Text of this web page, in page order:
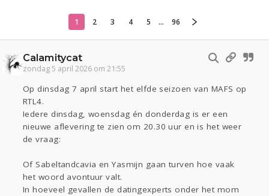
Zwanger
Sport
Contact Viva zoekt
Aangeboden
Gevraagd
Horen Doen
Zien
Lezen
1 2 3 4 5 ... 96
Calamitycat
zondag 5 april 2026 om 21:55
Op dinsdag 7 april start het elfde seizoen van MAFS op
RTL4.
Iedere dinsdag, woensdag én donderdag is er een
nieuwe aflevering te zien om 20.30 uur en is het weer
de vraag:
Of Sabeltandcavia en Yasmijn gaan turven hoe vaak
het woord avontuur valt.
In hoeveel gevallen de datingexperts onder het mom